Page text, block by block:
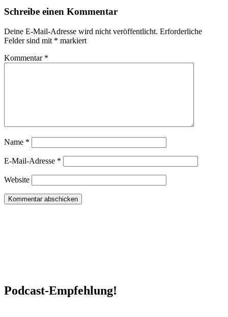
Schreibe einen Kommentar
Deine E-Mail-Adresse wird nicht veröffentlicht. Erforderliche
Felder sind mit * markiert
Kommentar *
Name *
E-Mail-Adresse *
Website
Podcast-Empfehlung!